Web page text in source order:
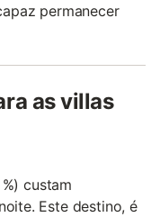
permanecer
as villas
custam
Este destino, é